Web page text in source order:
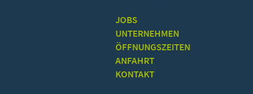
JOBS
UNTERNEHMEN
ÖFFNUNGSZEITEN
ANFAHRT
KONTAKT